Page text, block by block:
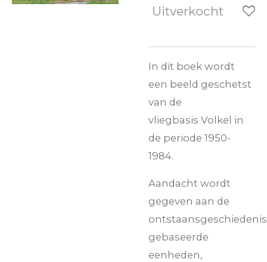
Uitverkocht
In dit boek wordt
een beeld geschetst
van de
vliegbasis Volkel in
de periode 1950-
1984.
Aandacht wordt
gegeven aan de
gebaseerde
eenheden,